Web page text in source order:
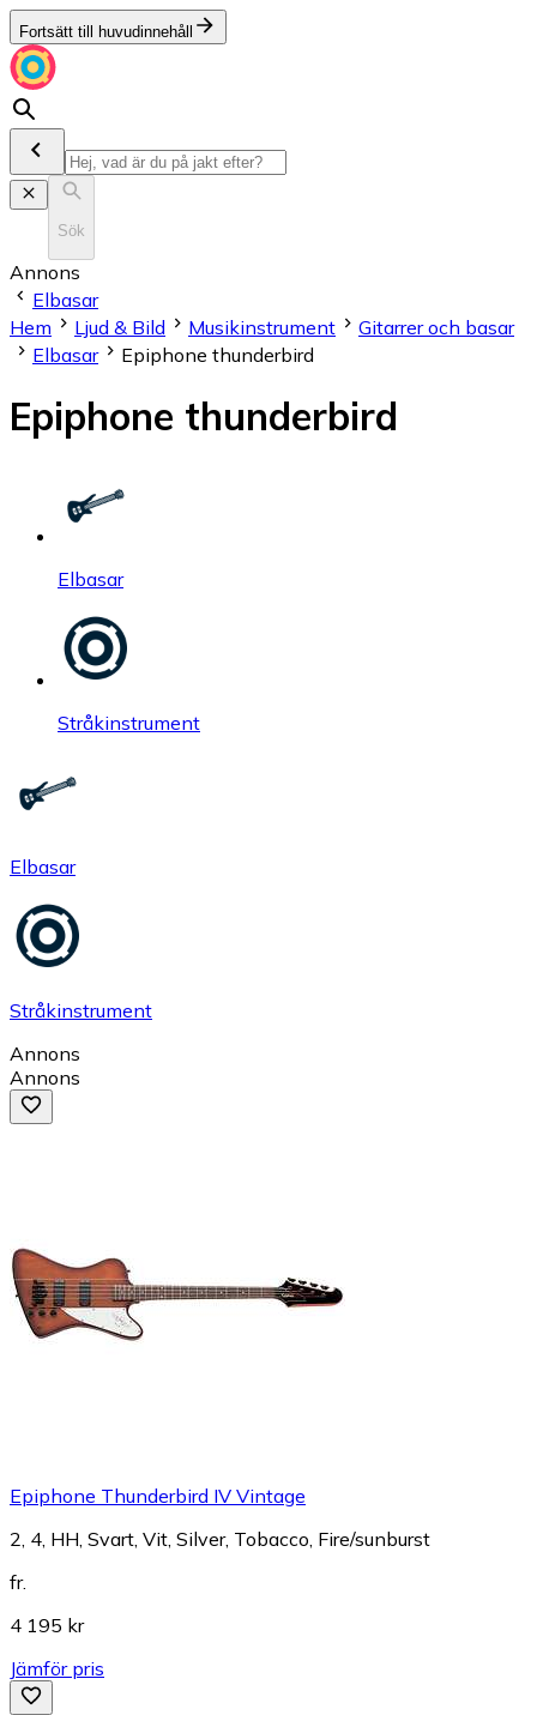
Fortsätt till huvudinnehåll
Sök
Annons
Elbasar
Hem
Ljud & Bild Musikinstrument
Gitarrer och basar
Elbasar
Epiphone thunderbird
Epiphone thunderbird
Elbasar
Stråkinstrument
Elbasar
Stråkinstrument
Annons
Annons
Epiphone Thunderbird IV Vintage
2, 4, HH, Svart, Vit, Silver, Tobacco, Fire/sunburst
fr.
4 195 kr
Jämför pris